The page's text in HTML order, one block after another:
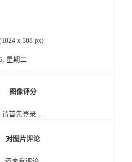
x 508 px)
星期二
图像评分
请首先登录 ...
对图片评论